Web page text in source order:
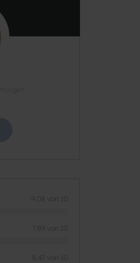
9,08 von 10
7,89 von 10
8,47 von 10